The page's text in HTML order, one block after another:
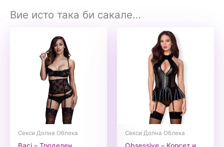
Вие исто така би сакале…
Секси Долна Облека
Baci – Троделен
Секси Долна Облека
Obsessive – Корсет и